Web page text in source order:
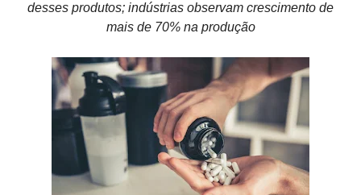
desses produtos; indústrias observam crescimento de
mais de 70% na produção